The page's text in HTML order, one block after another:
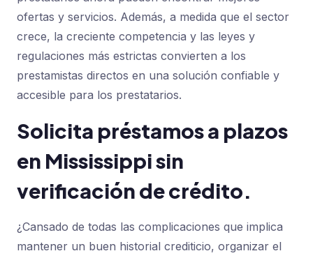
ofertas y servicios. Además, a medida que el sector
crece, la creciente competencia y las leyes y
regulaciones más estrictas convierten a los
prestamistas directos en una solución confiable y
accesible para los prestatarios.
Solicita préstamos a plazos
en Mississippi sin
verificación de crédito.
¿Cansado de todas las complicaciones que implica
mantener un buen historial crediticio, organizar el